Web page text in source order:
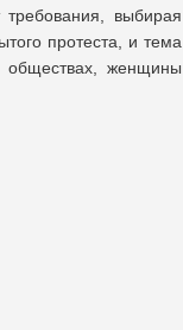
выбирая
протеста, и тема
обществах, женщины